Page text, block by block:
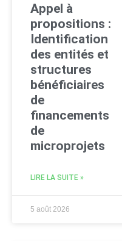
Appel à
propositions :
Identification
des entités et
structures
bénéficiaires
de
financements
de
microprojets
LIRE LA SUITE »
5 août 2026